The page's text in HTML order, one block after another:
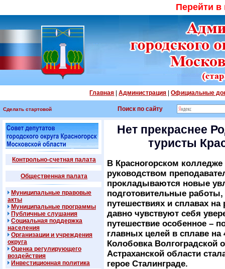
Перейти
Главная |Администрация |Официальные
Сделать стартовой Поиск по сайту
Контрольно-счетная палата
Общественная палата
Муниципальные правовые
акты
Муниципальные программы
Публичные слушания
Социальная поддержка
населения
Организации и учреждения
округа
Оценка регулирующего
воздействия
Инвестиционная политика
Нет прекраснее
туристы
В Красногорском
руководством
прокладываются новые
подготовительные
путешествиях и сплавах
давно чувствуют себя
путешествие особенное –
главных целей в сплаве на
Колобовка Волгоградской
Астраханской области
герое Сталинграде.